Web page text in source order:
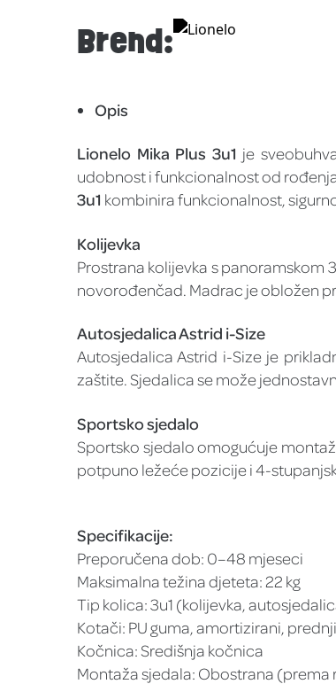
Brend:
Opis
Lionelo Mika Plus 3u1 je
udobnost i funkcionalnost od
3u1 kombinira funkcionalnost,
Kolijevka
Prostrana kolijevka s
novorođenčad. Madrac je obložen
Autosjedalica Astrid i-Size
Autosjedalica Astrid i-Size je
zaštite. Sjedalica se može
Sportsko sjedalo
Sportsko sjedalo omogućuje
potpuno ležeće pozicije i 4-
Specifikacije:
Preporučena dob: 0–48 mjeseci
Maksimalna težina djeteta: 22 kg
Tip kolica: 3u1 (kolijevka,
Kotači: PU guma, amortizirani,
Kočnica: Središnja kočnica
Montaža sjedala: Obostrana